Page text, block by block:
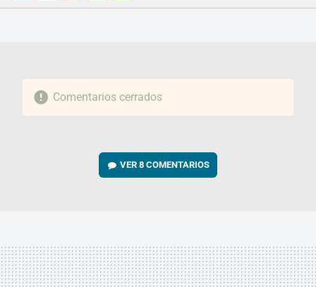
FACEBOOKTWITTERFLIPBOARD
E-
WHATSAPP
Comentarios cerrados
VER8 COMENTARIOS